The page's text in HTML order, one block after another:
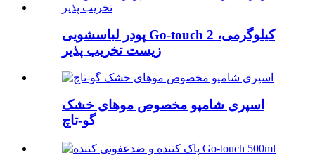
پودر لباسشویی Go-touch 2 کیلوگرمی،
زیست تخریب پذیر
اسپری شامپو مخصوص موهای خشک
گو-تاچ